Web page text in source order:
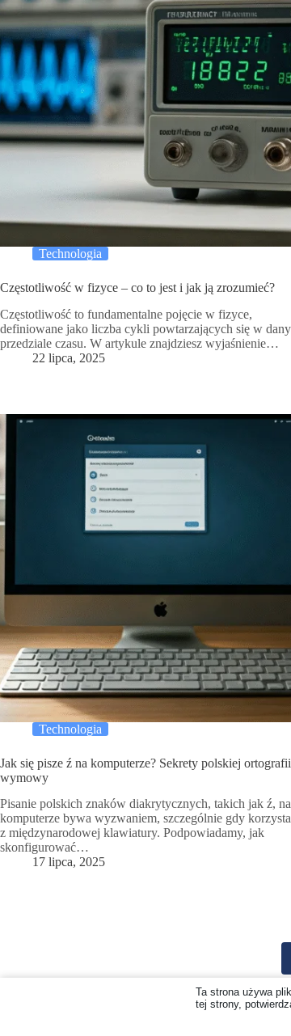
Technologia
Częstotliwość w fizyce – co to jest i jak ją zrozumieć?
Częstotliwość to fundamentalne pojęcie w fizyce,
definiowane jako liczba cykli powtarzających się w
przedziale czasu. W artykule znajdziesz wyjaśnienie…
22 lipca, 2025
Technologia
Jak się pisze ź na komputerze? Sekrety polskiej
wymowy
Pisanie polskich znaków diakrytycznych, takich jak ź, na
komputerze bywa wyzwaniem, szczególnie gdy
z międzynarodowej klawiatury. Podpowiadamy, jak
skonfigurować…
17 lipca, 2025
Ta strona używa
tej strony,